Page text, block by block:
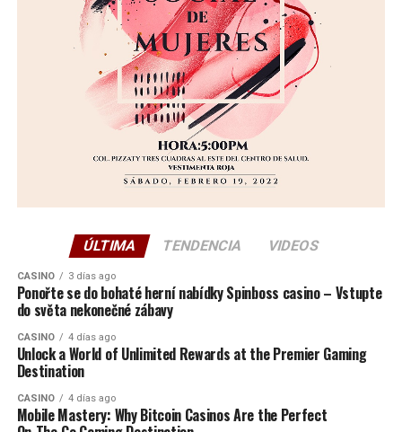
ÚLTIMA TENDENCIA VIDEOS
CASINO 3 días ago
Ponořte se do bohaté herní nabídky Spinboss casino – Vstupte
do světa nekonečné zábavy
CASINO 4 días ago
Unlock a World of Unlimited Rewards at the Premier Gaming
Destination
CASINO 4 días ago
Mobile Mastery: Why Bitcoin Casinos Are the Perfect